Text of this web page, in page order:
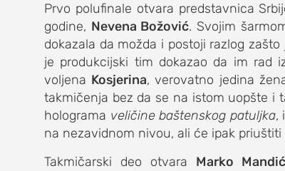
zdravlje
it
kolumna
Prvo polufinale otvara predstavnica
godine, Nevena Božović. Svojim
dokazala da možda i postoji razlog
je produkcijski tim dokazao da im rad
voljena Kosjerina, verovatno jedina
takmičenja bez da se na istom uopšte i
holograma veličine baštenskog patuljka,
na nezavidnom nivou, ali će ipak priuštiti
Takmičarski deo otvara Marko Mandić